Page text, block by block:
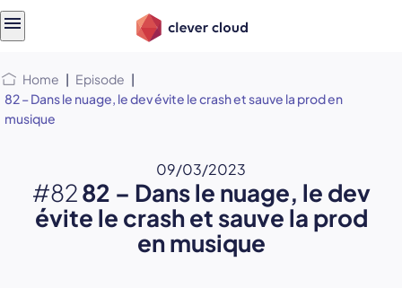
Home | Episode |
82 – Dans le nuage, le dev évite le crash et sauve la prod en
musique
09/03/2023
#8282 – Dans le nuage, le dev
évite le crash et sauve la prod
en musique